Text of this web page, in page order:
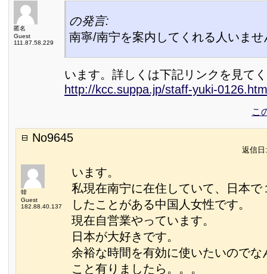
匿名
Guest
111.87.58.229
の発言:
南寧/南宁を案内してくれる人いませ
います。詳しくは下記リンクを見て
http://kcc.suppa.jp/staff-yuki-
こ
No9645
返信
韓
Guest
182.88.40.137
います。
私現在南宁に在住していて、日本で
したことがある中国人女性です。
現在自営業やっています。
日本が大好きです。
余裕な時間を有効に使いたいのでな
こと有りましたら。。。